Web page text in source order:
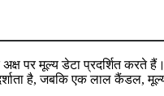
अक्ष पर मूल्य डेटा प्रदर्शित
है, जबकि एक लाल कैंडल, मूल्य